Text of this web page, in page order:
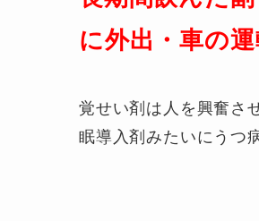
に外出・車の運
覚せい剤は人を興奮さ
眠導入剤みたいにうつ